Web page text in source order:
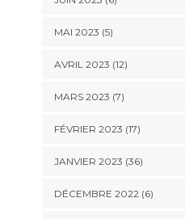
MAI 2023 (5)
AVRIL 2023 (12)
MARS 2023 (7)
FÉVRIER 2023 (17)
JANVIER 2023 (36)
DÉCEMBRE 2022 (6)